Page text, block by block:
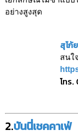
อย่างสูงสุด
สุโก้
สนใ
โทร
2.บันนี่เชคคาเฟ่